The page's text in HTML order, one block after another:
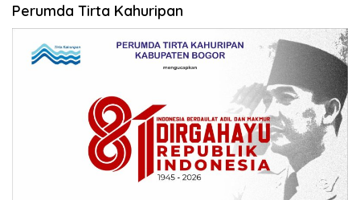
Perumda Tirta Kahuripan